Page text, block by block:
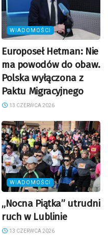
WIADOMOŚCI
Europoseł Hetman: Nie
ma powodów do obaw.
Polska wyłączona z
Paktu Migracyjnego
13 CZERWCA 2026
WIADOMOŚCI
„Nocna Piątka” utrudni
ruch w Lublinie
13 CZERWCA 2026